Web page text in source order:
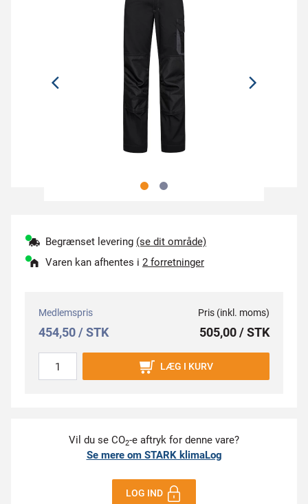
Begrænset levering (se dit område)
Varen kan afhentes i 2 forretninger
Medlemspris
454,50 / STK
Pris (inkl. moms)
505,00 / STK
LÆG I KURV
Vil du se CO2-e aftryk for denne vare?
Se mere om STARK klimaLog
LOG IND